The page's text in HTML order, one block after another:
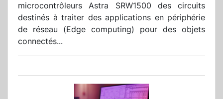
microcontrôleurs Astra SRW1500 des circuits
destinés à traiter des applications en périphérie
de réseau (Edge computing) pour des objets
connectés...